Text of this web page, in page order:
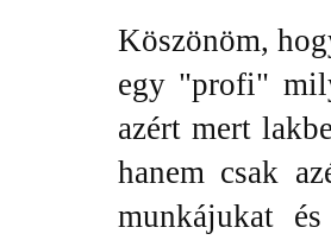
Köszönöm,
egy "profi"
azért mert
hanem csak
munkájukat